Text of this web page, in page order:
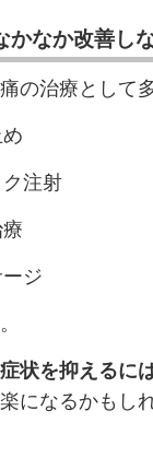
かなか改善し
の治療として
注射
ジ
症状を抑えるに
になるかもし